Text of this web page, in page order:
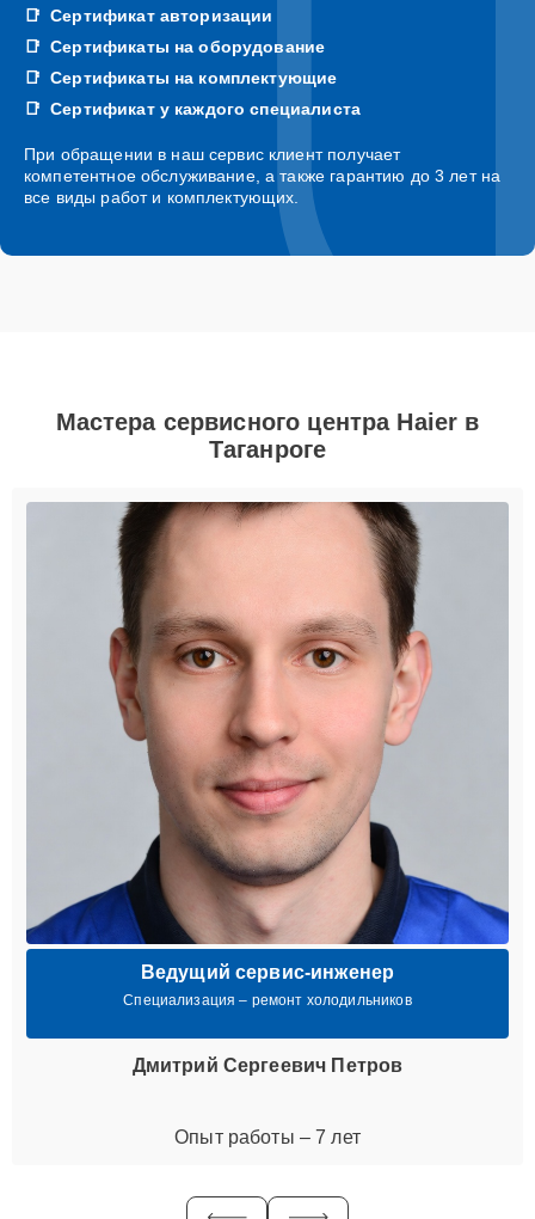
Сертификат авторизации
Сертификаты на оборудование
Сертификаты на комплектующие
Сертификат у каждого специалиста
При обращении в наш сервис клиент получает
компетентное обслуживание, а также гарантию до 3 лет на
все виды работ и комплектующих.
Мастера сервисного центра Haier в
Таганроге
Ведущий сервис-инженер
Специализация – ремонт холодильников
Дмитрий Сергеевич Петров
Опыт работы – 7 лет